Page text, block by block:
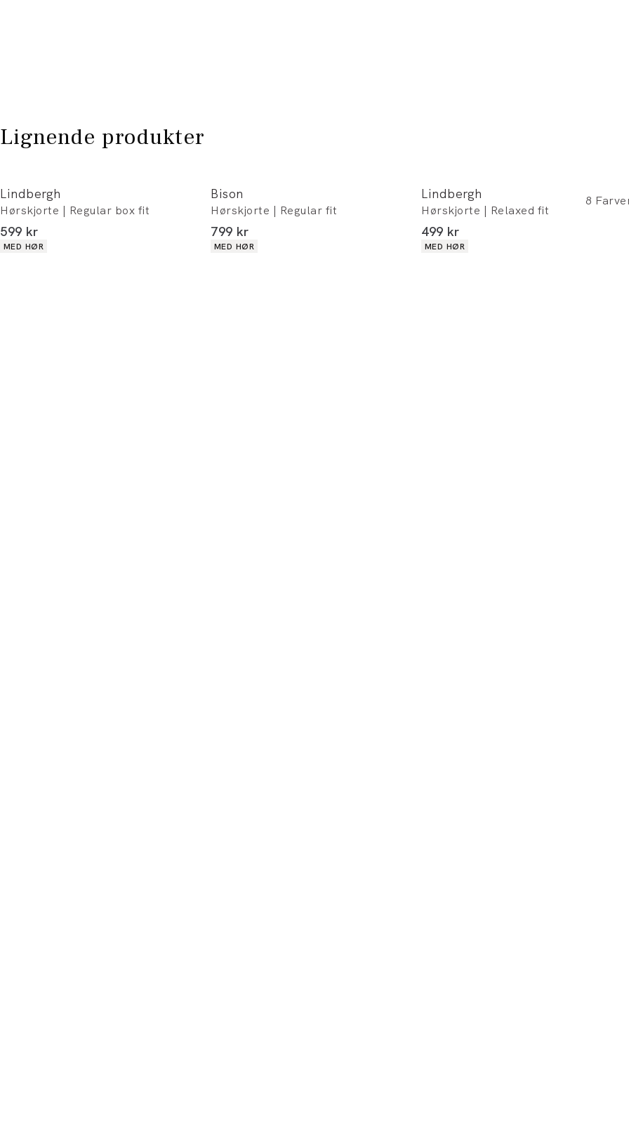
Lignende produkter
Lindbergh
Hørskjorte | Regular box fit
I alt (inkl. rabat)
599 kr
Produkt egenskaber
MED HØR
Bison
Hørskjorte | Regular fit
I alt (inkl. rabat)
799 kr
Produkt egenskaber
MED HØR
Lindbergh
Hørskjorte | Relaxed fit
8
I alt (inkl. rabat)
499 kr
Produkt egenskaber
MED HØR